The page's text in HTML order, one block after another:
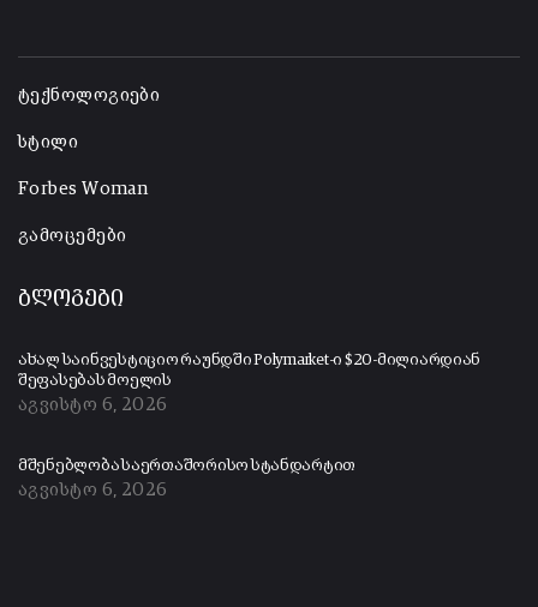
ტექნოლოგიები
სტილი
Forbes Woman
გამოცემები
ბლოგები
ახალ საინვესტიციო რაუნდში Polymarket-ი $20-მილიარდიან
შეფასებას მოელის
აგვისტო 6, 2026
მშენებლობა საერთაშორისო სტანდარტით
აგვისტო 6, 2026